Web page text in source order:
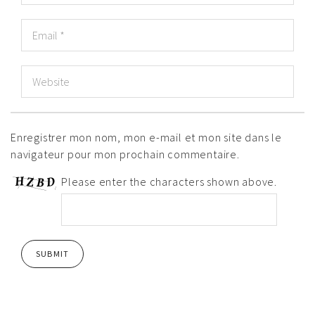
Enregistrer mon nom, mon e-mail et mon site dans le
navigateur pour mon prochain commentaire.
Please enter the characters shown above.